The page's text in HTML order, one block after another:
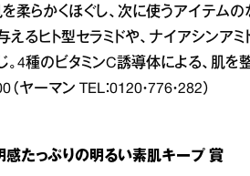
柔らかくほぐし、次に使うアイテム
えるヒト型セラミドや、ナイアシンア
。4種のビタミンC誘導体による、肌を
ヤーマン TEL：0120・776・282）
明感たっぷりの明るい素肌キープ 賞